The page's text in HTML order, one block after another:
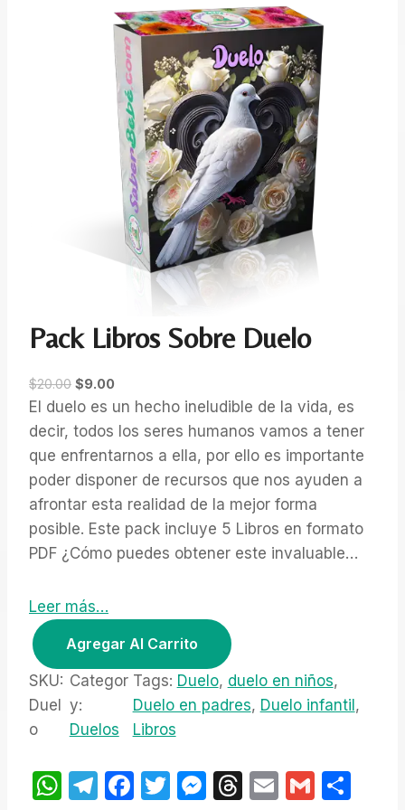
Pack Libros Sobre Duelo
$20.00 O
r
i
g
i
n
a
l
p
c
w
a
:
$
0
.
$9.00
u
e
n
t
p
r
s
:
.
0
.
El duelo es un hecho ineludible de la vida, es
decir, todos los seres humanos vamos a tener
que enfrentarnos a ella, por ello es importante
poder disponer de recursos que nos ayuden a
afrontar esta realidad de la mejor forma
posible. Este pack incluye 5 Libros en formato
PDF ¿Cómo puedes obtener este invaluable…
Leer más…
P
a
c
k
l
b
r
Agregar Al Carrito
SKU:
Duel
o
Categor
y:
Duelos
Tags: Duelo, duelo en niños
Duelo en padres, Duelo infantil
Libros
W T
F
T
M T
E
G